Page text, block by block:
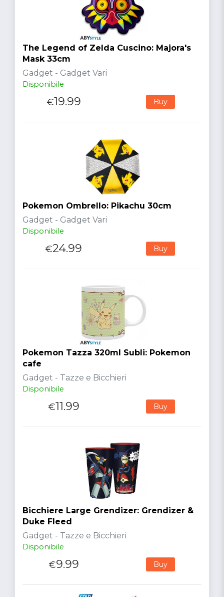
The Legend of Zelda Cuscino: Majora's
Mask 33cm
Gadget - Gadget Vari
Disponibile
€19.99 Buy
Pokemon Ombrello: Pikachu 30cm
Gadget - Gadget Vari
Disponibile
€24.99 Buy
Pokemon Tazza 320ml Subli: Pokemon
cafe
Gadget - Tazze e Bicchieri
Disponibile
€11.99 Buy
Bicchiere Large Grendizer: Grendizer &
Duke Fleed
Gadget - Tazze e Bicchieri
Disponibile
€9.99 Buy